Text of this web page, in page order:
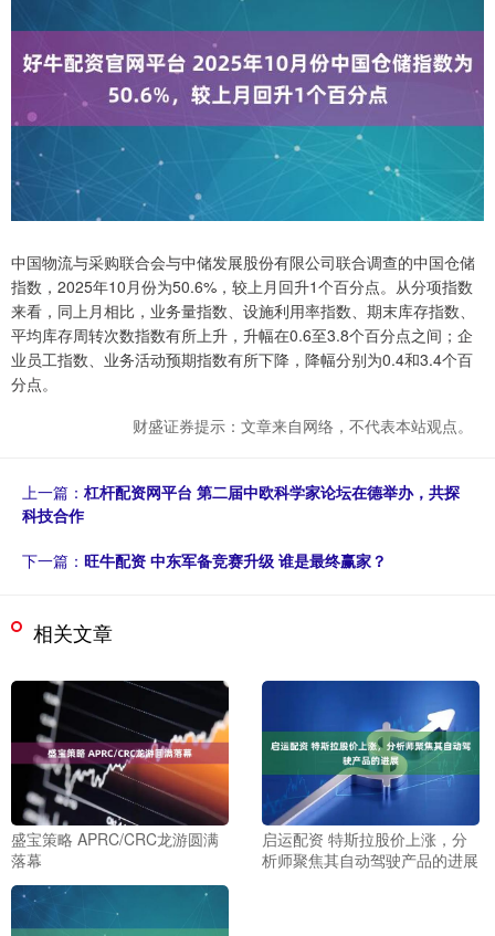
中国物流与采购联合会与中储发展股份有限公司联合调查的中国仓储
指数，2025年10月份为50.6%，较上月回升1个百分点。从分项指数
来看，同上月相比，业务量指数、设施利用率指数、期末库存指数、
平均库存周转次数指数有所上升，升幅在0.6至3.8个百分点之间；企
业员工指数、业务活动预期指数有所下降，降幅分别为0.4和3.4个百
分点。
财盛证券提示：文章来自网络，不代表本站观点。
上一篇： 杠杆配资网平台 第二届中欧科学家论坛在德举办，共探
科技合作
下一篇： 旺牛配资 中东军备竞赛升级 谁是最终赢家？
相关文章
盛宝策略 APRC/CRC龙游圆满
落幕
启运配资 特斯拉股价上涨，分
析师聚焦其自动驾驶产品的进展